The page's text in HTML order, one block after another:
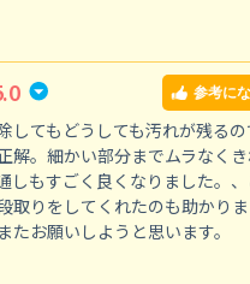
参考に
してもどうしても汚れが残るの
解。細かい部分までムラなく
しもすごく良くなりました。
取りをしてくれたのも助かり
たお願いしようと思います。